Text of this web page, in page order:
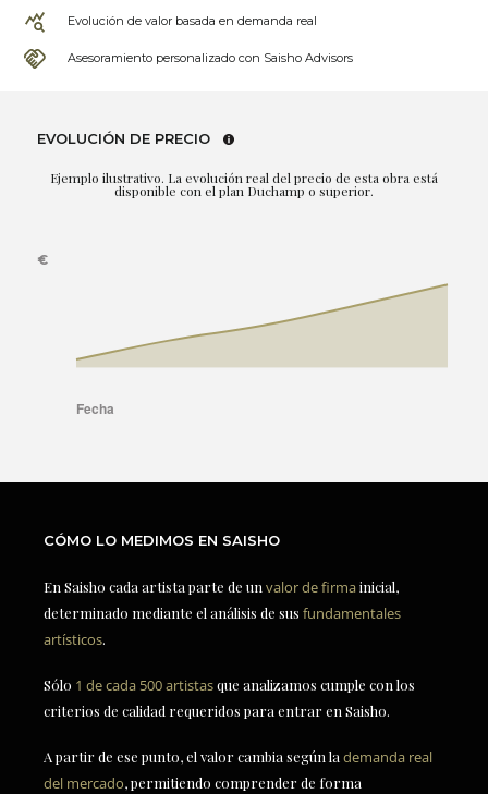
Evolución de valor basada en demanda real
Asesoramiento personalizado con Saisho Advisors
EVOLUCIÓN DE PRECIO
Ejemplo ilustrativo. La evolución real del precio de esta obra está
disponible con el plan Duchamp o superior.
CÓMO LO MEDIMOS EN SAISHO
En Saisho cada artista parte de un valor de firmainicial,
determinado mediante el análisis de sus fundamentales
artísticos.
Sólo 1 de cada 500 artistasque analizamos cumple con los
criterios de calidad requeridos para entrar en Saisho.
A partir de ese punto, el valor cambia según la demanda real
del mercado, permitiendo comprender de forma